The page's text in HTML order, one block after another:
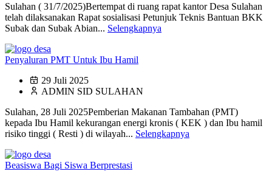
Sulahan ( 31/7/2025)Bertempat di ruang rapat kantor Desa Sulahan
telah dilaksanakan Rapat sosialisasi Petunjuk Teknis Bantuan BKK
Subak dan Subak Abian... Selengkapnya
Penyaluran PMT Untuk Ibu Hamil
29 Juli 2025
ADMIN SID SULAHAN
Sulahan, 28 Juli 2025Pemberian Makanan Tambahan (PMT)
kepada Ibu Hamil kekurangan energi kronis ( KEK ) dan Ibu hamil
risiko tinggi ( Resti ) di wilayah... Selengkapnya
Beasiswa Bagi Siswa Berprestasi